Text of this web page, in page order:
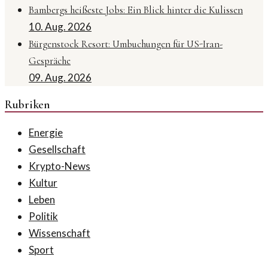
Bambergs heißeste Jobs: Ein Blick hinter die Kulissen
10. Aug. 2026
Bürgenstock Resort: Umbuchungen für US-Iran-
Gespräche
09. Aug. 2026
Rubriken
Energie
Gesellschaft
Krypto-News
Kultur
Leben
Politik
Wissenschaft
Sport